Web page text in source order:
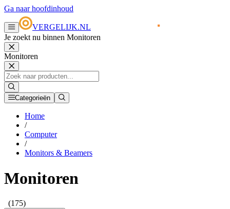
Ga naar hoofdinhoud
VERGELIJK.NL
Je zoekt nu binnen Monitoren
Monitoren
Categorieën
Home
/
Computer
/
Monitors & Beamers
Monitoren
(175)